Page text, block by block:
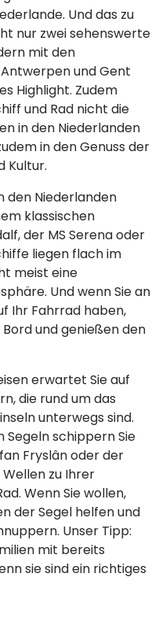
Und das zu
nur zwei sehenswerte
mit den
und Gent
Highlight. Zudem
und Rad nicht die
in den Niederlanden
in den Genuss der
Kultur.
den Niederlanden
klassischen
der MS Serena oder
liegen flach im
meist eine
Und wenn Sie an
Ihr Fahrrad haben,
und genießen den
erwartet Sie auf
die rund um das
unterwegs sind.
schippern Sie
Fryslân oder der
zu Ihrer
Wenn Sie wollen,
der Segel helfen und
Unser Tipp:
mit bereits
sie sind ein richtiges